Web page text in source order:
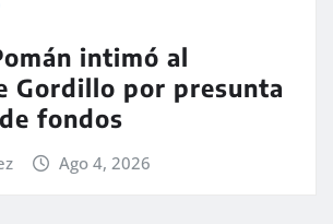
intimó al
Gordillo por presunta
fondos
Ago 4, 2026